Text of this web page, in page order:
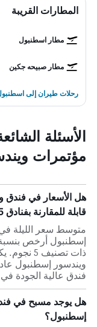
المطارات القريبة
مطار اسطنبول
مطار صبيحه جكين
رحلات طيران إلى
الأسئلة
مؤتمرات
هل الأسعار في فندق
قابلة للمقارنة بفنادق 5 نجوم في اسطنبول؟
متوسط سعر الليلة
ذات
فندق عالية الجودة
هل يوجد مسبح في
إسطنبول؟